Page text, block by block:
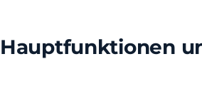
Hauptfunktionen